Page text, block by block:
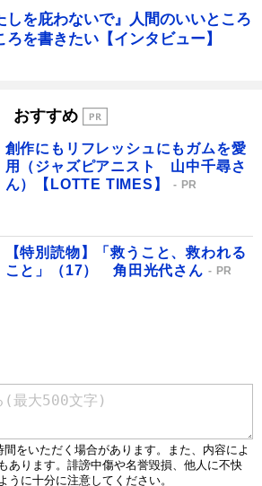
しを庇わないで』人間のいいところ
ろを書きたい【インタビュー】
おすすめ
創作にもリフレッシュにもガムを愛
用（ジャズピアニスト 山中千尋さ
ん）【LOTTE TIMES】
PR
【特別読物】「救うこと、救われる
こと」（17） 角田光代さん
PR